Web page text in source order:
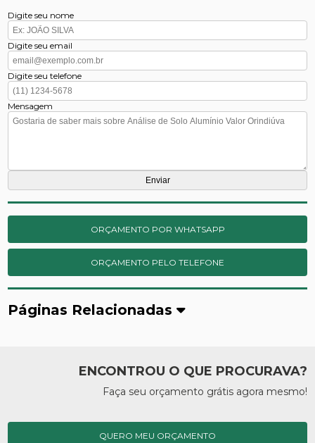
Digite seu nome
Digite seu email
Digite seu telefone
Mensagem
ORÇAMENTO POR WHATSAPP
ORÇAMENTO PELO TELEFONE
Páginas Relacionadas
ENCONTROU O QUE PROCURAVA?
Faça seu orçamento grátis agora mesmo!
QUERO MEU ORÇAMENTO